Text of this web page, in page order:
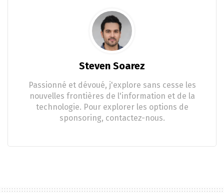
Steven Soarez
Passionné et dévoué, j'explore sans cesse les
nouvelles frontières de l'information et de la
technologie. Pour explorer les options de
sponsoring, contactez-nous.